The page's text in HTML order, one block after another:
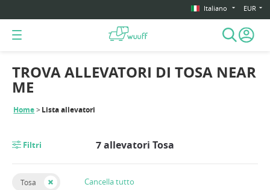
Italiano EUR
Home Lista allevatori
TROVA ALLEVATORI DI TOSA NEAR
ME
Filtri 7 allevatori Tosa
Tosa Cancella tutto